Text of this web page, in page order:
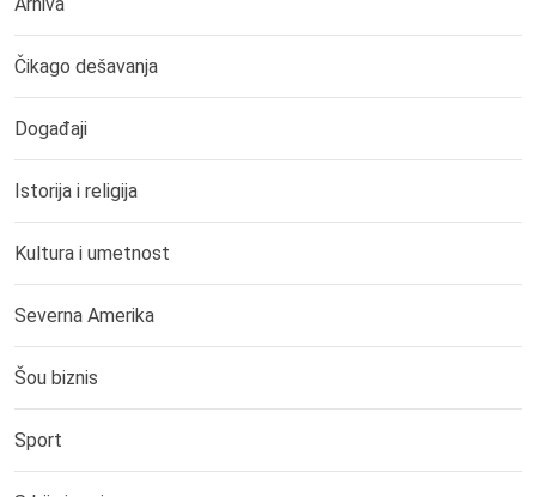
Čikago dešavanja
Događaji
Istorija i religija
Kultura i umetnost
Severna Amerika
Šou biznis
Sport